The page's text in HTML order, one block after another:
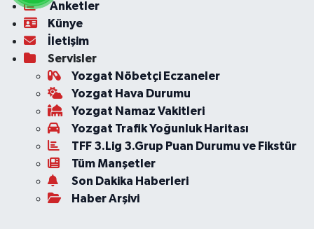
Anketler
Künye
İletişim
Servisler
Yozgat Nöbetçi Eczaneler
Yozgat Hava Durumu
Yozgat Namaz Vakitleri
Yozgat Trafik Yoğunluk Haritası
TFF 3.Lig 3.Grup Puan Durumu ve Fikstür
Tüm Manşetler
Son Dakika Haberleri
Haber Arşivi